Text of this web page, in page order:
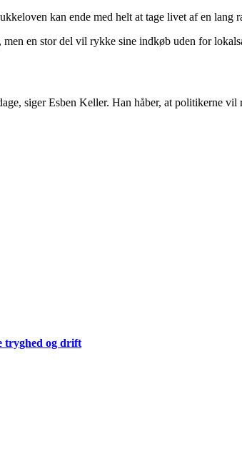
kan ende med helt at tage livet af en lang
en stor del vil rykke sine indkøb uden for
siger Esben Keller. Han håber, at politikerne
tryghed og drift